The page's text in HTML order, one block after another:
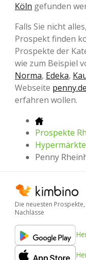
Köln gefunden
Falls Sie nicht
Prospekt finden
Prospekte der
wie zum Beispiel
Norma, Edeka,
Webseite penny.de
erfahren wollen.
Prospekte
Penny
Die neuesten
Nachlässe